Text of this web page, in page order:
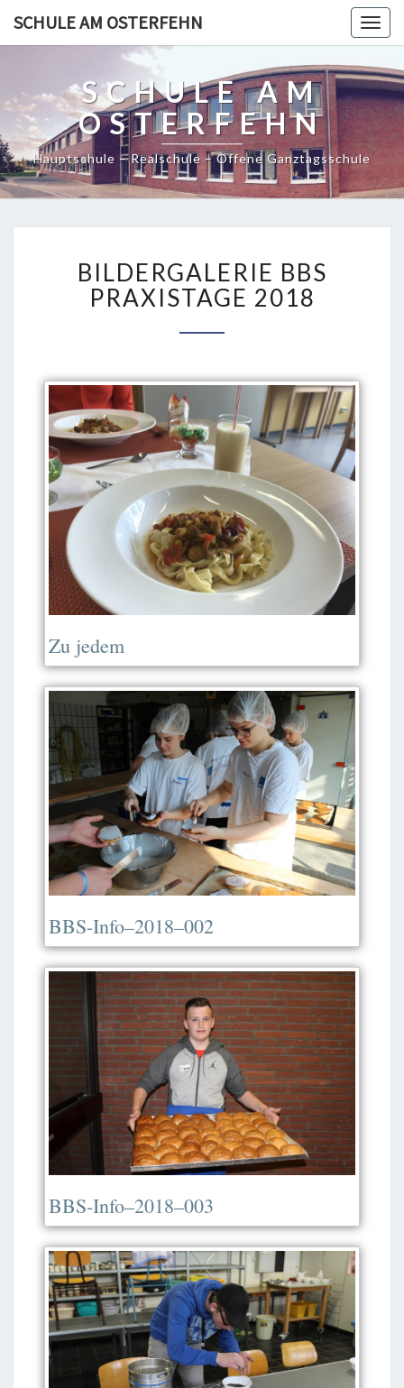
SCHULE AM OSTERFEHN
SCHULE AM
OSTERFEHN
Hauptschule – Realschule – Offene Ganztagsschule
BBS
PRAXISTAGE
2018
BILDERGALERIE BBS
PRAXISTAGE 2018
Zu jedem
BBS-Info–2018–002
BBS-Info–2018–003